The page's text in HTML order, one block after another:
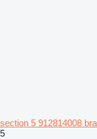
section 5 912814008
5